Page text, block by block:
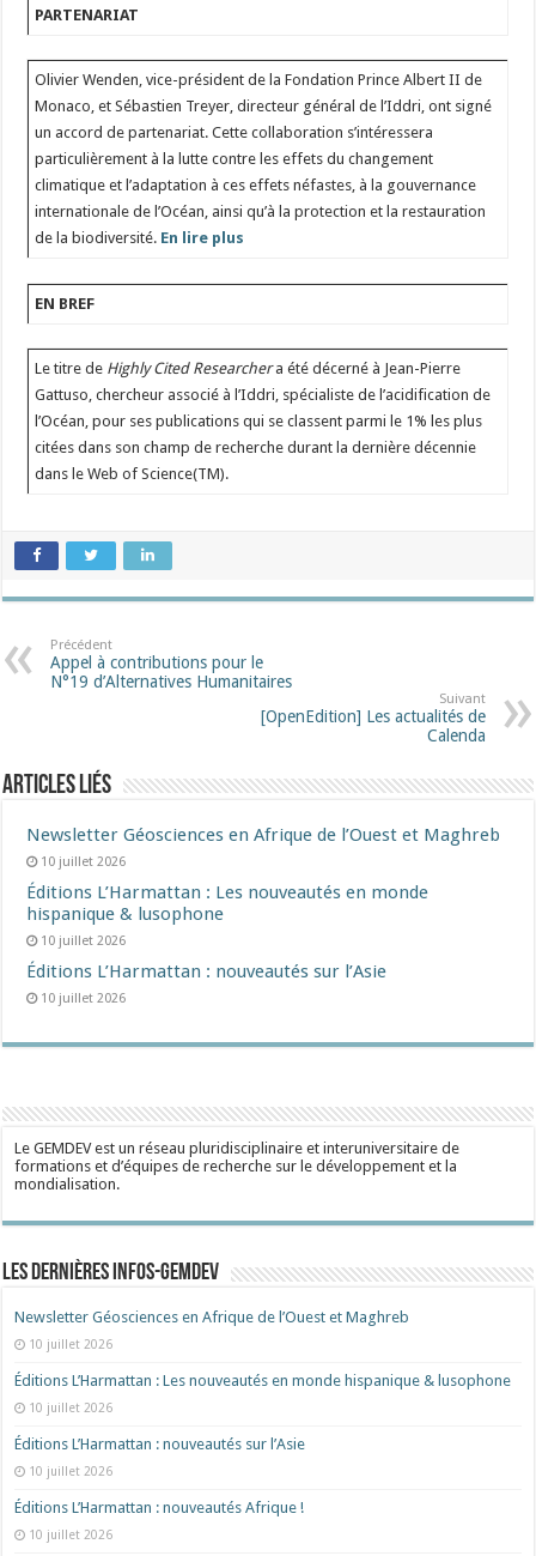
PARTENARIAT
Olivier Wenden, vice-président de la Fondation Prince Albert II de
Monaco, et Sébastien Treyer, directeur général de l’Iddri, ont signé
un accord de partenariat. Cette collaboration s’intéressera
particulièrement à la lutte contre les effets du changement
climatique et l’adaptation à ces effets néfastes, à la gouvernance
internationale de l’Océan, ainsi qu’à la protection et la restauration
de la biodiversité. En lire plus
EN BREF
Le titre de Highly Cited Researchera été décerné à Jean-Pierre
Gattuso, chercheur associé à l’Iddri, spécialiste de l’acidification de
l’Océan, pour ses publications qui se classent parmi le 1% les plus
citées dans son champ de recherche durant la dernière décennie
dans le Web of Science(TM).
Précédent
Appel à contributions pour le
N°19 d’Alternatives Humanitaires
Suivant
[OpenEdition] Les actualités de
Calenda
Articles liés
Newsletter Géosciences en Afrique de l’Ouest et Maghreb
10 juillet 2026
Éditions L’Harmattan : Les nouveautés en monde
hispanique & lusophone
10 juillet 2026
Éditions L’Harmattan : nouveautés sur l’Asie
10 juillet 2026
Le GEMDEV est un réseau pluridisciplinaire et interuniversitaire de
formations et d’équipes de recherche sur le développement et la
mondialisation.
Les dernières Infos-Gemdev
Newsletter Géosciences en Afrique de l’Ouest et Maghreb
10 juillet 2026
Éditions L’Harmattan : Les nouveautés en monde hispanique & lusophone
10 juillet 2026
Éditions L’Harmattan : nouveautés sur l’Asie
10 juillet 2026
Éditions L’Harmattan : nouveautés Afrique !​
10 juillet 2026